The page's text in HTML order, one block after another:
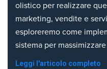
olistico per realizzare
marketing, vendite e
esploreremo come
sistema per
Leggi l'articolo completo